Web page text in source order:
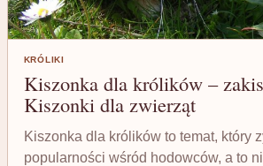
KRÓLIKI
Kiszonka dla królików –
Kiszonki dla zwierząt
Kiszonka dla królików to temat, który
popularności wśród hodowców, a to